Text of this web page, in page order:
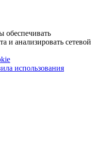
обеспечивать
и анализировать сетевой
использования